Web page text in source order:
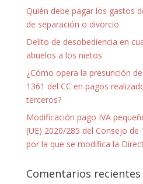
Quién debe pagar los gastos
de separación o divorcio
Delito de desobediencia en
abuelos a los nietos
¿Cómo opera la presunción
1361 del CC en pagos
terceros?
Modificación pago IVA
(UE) 2020/285 del Consejo
por la que se modifica la
Comentarios recientes